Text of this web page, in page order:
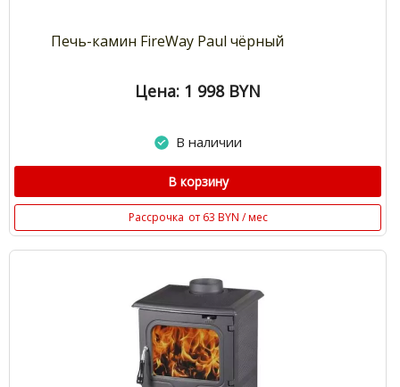
Печь-камин FireWay Paul чёрный
Цена: 1 998 BYN
В наличии
В корзину
Рассрочка от 63 BYN / мес